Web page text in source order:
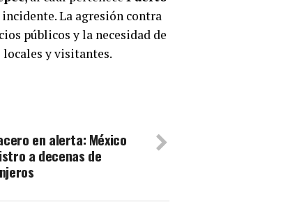
La agresión contra
públicos y la necesidad de
y visitantes.
en alerta: México
a decenas de